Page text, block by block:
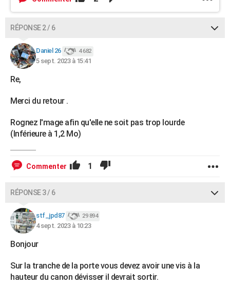
RÉPONSE 2 / 6
Daniel 26 4 682
5 sept. 2023 à 15:41
Re,
Merci du retour .
Rognez l'mage afin qu'elle ne soit pas trop lourde
(Inférieure à 1,2 Mo)
Commenter 1
RÉPONSE 3 / 6
stf_jpd87 29 894
4 sept. 2023 à 10:23
Bonjour
Sur la tranche de la porte vous devez avoir une vis à la
hauteur du canon dévisser il devrait sortir.